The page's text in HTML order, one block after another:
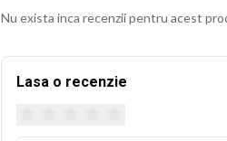
Nu exista inca recenzii pentru acest
Lasa o recenzie